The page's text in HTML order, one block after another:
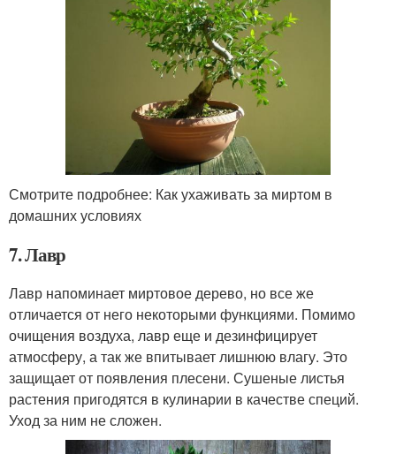
Смотрите подробнее: Как ухаживать за миртом в
домашних условиях
7. Лавр
Лавр напоминает миртовое дерево, но все же
отличается от него некоторыми функциями. Помимо
очищения воздуха, лавр еще и дезинфицирует
атмосферу, а так же впитывает лишнюю влагу. Это
защищает от появления плесени. Сушеные листья
растения пригодятся в кулинарии в качестве специй.
Уход за ним не сложен.